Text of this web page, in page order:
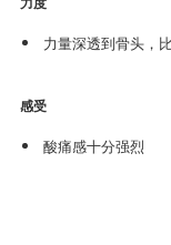
力量深透到骨头，
感受
酸痛感十分强烈